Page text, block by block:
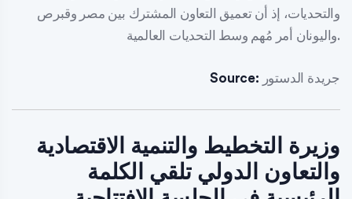
والتحديات، إذ أن تعميق التعاون المشترك بين مصر وقبرص
واليونان أمر مُهم وسط التحديات العالمية.
Source: جريدة الدستور
وزيرة التخطيط والتنمية الاقتصادية
والتعاون الدولي تلقي الكلمة